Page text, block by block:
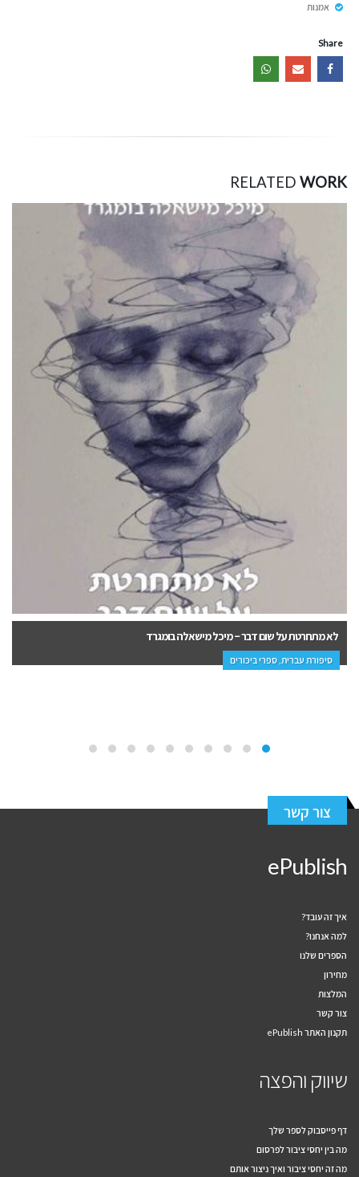
אמנות
Share
RELATED WORK
אהובי היחיד – עמיר תומר
סיפורת עברית
צור קשר
ePublish
איך זה עובד?
למה אנחנו?
הספרים שלנו
מחירון
המלצות
צור קשר
תקנון האתר ePublish
שיווק והפצה
דף פייסבוק לספר שלך
מה בין יחסי ציבור לפרסום
מה זה יחסי ציבור ואיך ניצור אותם